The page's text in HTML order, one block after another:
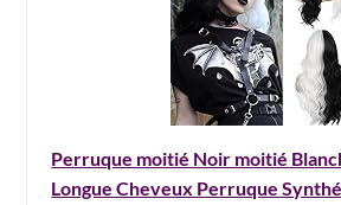
Perruque moitié Noir moitié
Longue Cheveux Perruque